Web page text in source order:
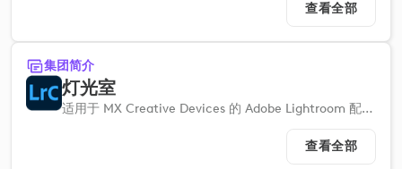
查看全部
集团简介
灯光室
适用于 MX Creative Devices 的 Adobe Lightroom 配置文件可帮助您快速设置，从而简化图像编辑工作流程。
查看全部